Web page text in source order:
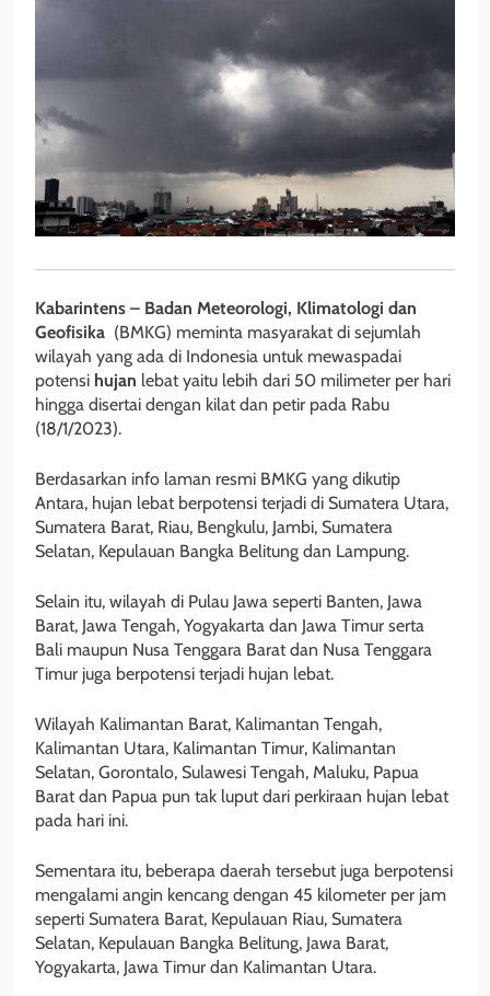
Kabarintens – Badan Meteorologi, Klimatologi dan
Geofisika (BMKG) meminta masyarakat di sejumlah
wilayah yang ada di Indonesia untuk mewaspadai
potensi hujan lebat yaitu lebih dari 50 milimeter per hari
hingga disertai dengan kilat dan petir pada Rabu
(18/1/2023).
Berdasarkan info laman resmi BMKG yang dikutip
Antara, hujan lebat berpotensi terjadi di Sumatera Utara,
Sumatera Barat, Riau, Bengkulu, Jambi, Sumatera
Selatan, Kepulauan Bangka Belitung dan Lampung.
Selain itu, wilayah di Pulau Jawa seperti Banten, Jawa
Barat, Jawa Tengah, Yogyakarta dan Jawa Timur serta
Bali maupun Nusa Tenggara Barat dan Nusa Tenggara
Timur juga berpotensi terjadi hujan lebat.
Wilayah Kalimantan Barat, Kalimantan Tengah,
Kalimantan Utara, Kalimantan Timur, Kalimantan
Selatan, Gorontalo, Sulawesi Tengah, Maluku, Papua
Barat dan Papua pun tak luput dari perkiraan hujan lebat
pada hari ini.
Sementara itu, beberapa daerah tersebut juga berpotensi
mengalami angin kencang dengan 45 kilometer per jam
seperti Sumatera Barat, Kepulauan Riau, Sumatera
Selatan, Kepulauan Bangka Belitung, Jawa Barat,
Yogyakarta, Jawa Timur dan Kalimantan Utara.